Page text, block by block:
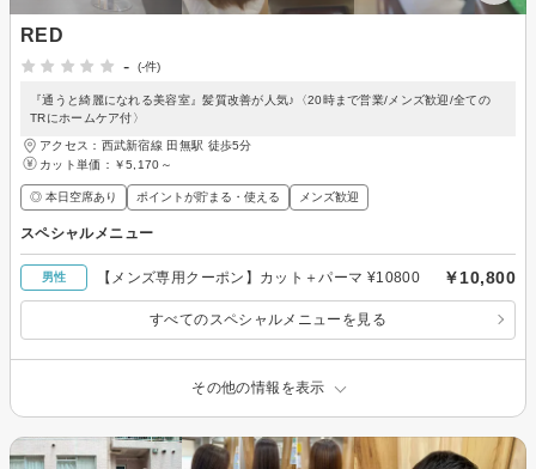
RED
-
(-件)
『通うと綺麗になれる美容室』髪質改善が人気♪〈20時まで営業/メンズ歓迎/全ての
TRにホームケア付〉
アクセス：西武新宿線 田無駅 徒歩5分
カット単価： ￥5,170～
◎ 本日空席あり ポイントが貯まる・使える メンズ歓迎
スペシャルメニュー
男性 【メンズ専用クーポン】カット＋パーマ ¥10800 ￥10,800
すべてのスペシャルメニューを見る
その他の情報を表示